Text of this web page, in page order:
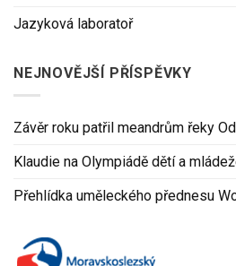
Jazyková laboratoř
NEJNOVĚJŠÍ PŘÍSPĚVKY
Závěr roku patřil meandrům řeky
Klaudie na Olympiádě dětí a
Přehlídka uměleckého přednesu